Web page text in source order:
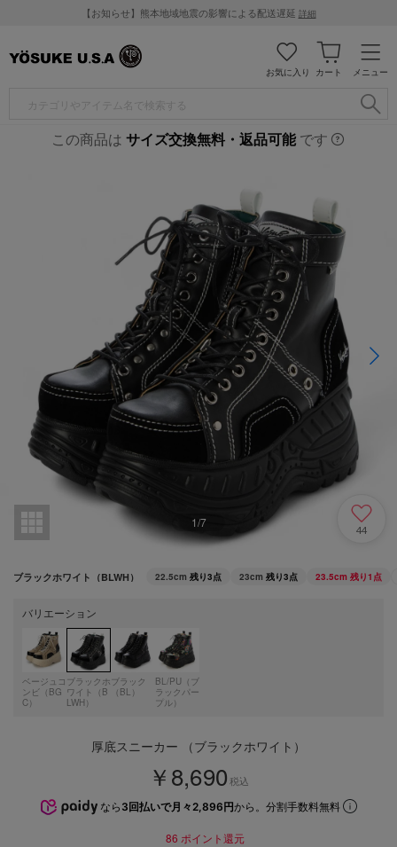
【お知らせ】熊本地域地震の影響による配送遅延 詳細
メニュー
カート
お気に入り
この商品は サイズ交換無料・返品可能です
1/7
44
ブラックホワイト（BLWH） 22.5cm 残り3点 23cm 残り3点 23.5cm 残り1点
バリエーション
ベージュコ
ンビ（BG
C）
ブラックホ
ワイト（B
LWH）
ブラック
（BL）
BL/PU（ブ
ラックパー
プル）
厚底スニーカー （ブラックホワイト）
￥8,690 税込
なら 3回払いで月々2,896円から。分割手数料無料
86 ポイント還元